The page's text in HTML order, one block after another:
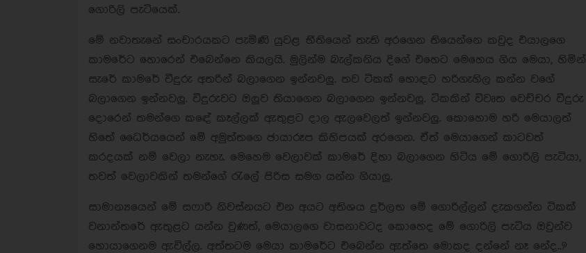
ගොරිලි පැටියෙක්.
මේ නවාතැනේ සංචාරයකට පැමිණි යුවළ භීතියෙන් තැති අරගෙන තියෙන්නෙ කවුද එයාලගෙ
කාමරේට හොරෙන් එබෙන්නෙ කියලයි. මුලින්ම බැල්කනිය දිගේ එහෙට මෙහෙය ගිය මෙයා, හිමින්
සැරේ කාමරේ වීදුරු අතරින් බලාගෙන ඉන්නවලු. තව ටිකක් හොඳට හරිගැහිල කන්න වගේ
බලාගෙන ඉන්නවලු. වීදුරුවට ඔලුව තියාගෙන බලාගෙන ඉන්නවලු. ටිකකින් විවෘත වෙච්චර වීදුරු
දොරෙන් තමන්ගෙ කඳේ කෑල්ලක් ඇතුළට දාල ඇලවෙලත් ඉන්නවලු. කොහොම හරි මෙයාලත්
හිතේ ධෛර්යයෙන් මේ අමුත්තගෙ ඡායාරූප කිහිපයක් අරගෙන. ඒත් මෙයාගෙන් කාටවත්
කරදයක් නම් වෙලා නැහැ. මෙහෙම වෙලාවක් කාමරේ දිහා බලාගෙන හිටිය මේ ගොරිලි පැටියා,
තවත් වෙලාවකින් තමන්ගේ රැලේ පිරිස සමග යන්න ගියාලු.
සාමාන්‍යයෙන් මේ සෆාරි නිවස්නයට එන අයට අතිශය දුර්ලභ මේ ගොරිල්ලන් දැකගන්න ටිකක්
වනාන්තරේ ඇතුළට යන්න වුණත්, මෙයාලගෙ වාසනාවටද කොහෙද මේ ගොරිලි පැටිය ඔවුන්ව
හොයාගෙනම ඇවිල්ල. අත්තටම මෙයා කාමරේට එබෙන්න ඇත්තෙ මොකද දන්නේ නෑ නේද..?